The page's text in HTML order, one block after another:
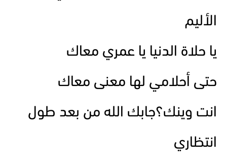
الأليم
يا حلاة الدنيا يا عمري معاك
حتى أحلامي لها معنى معاك
انت وينك؟جابك الله من بعد طول
انتظاري